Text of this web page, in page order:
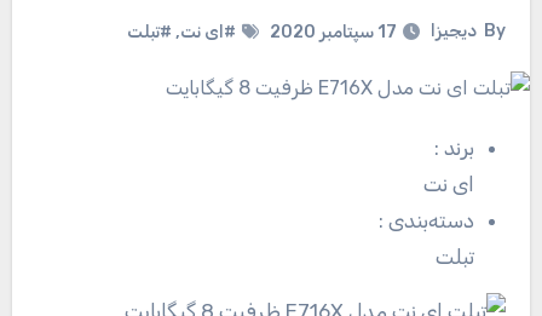
By دیجیزا 17 سپتامبر 2020 #ای نت, #تبلت
برند:
ای نت
دسته‌بندی:
تبلت